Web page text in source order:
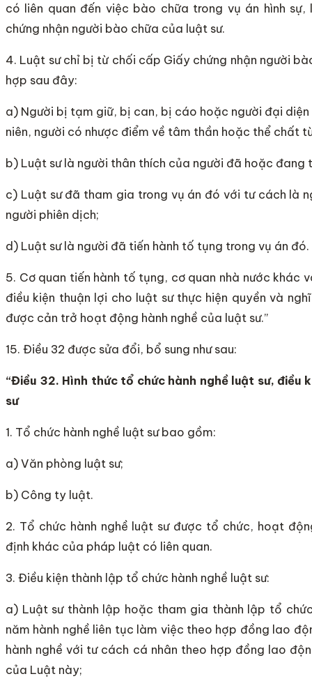
có liên quan đến việc bào chữa trong vụ án hình
chứng nhận người bào chữa của luật sư.
4. Luật sư chỉ bị từ chối cấp Giấy chứng nhận người
hợp sau đây:
a) Người bị tạm giữ, bị can, bị cáo hoặc người đại
niên, người có nhược điểm về tâm thần hoặc thể chất
b) Luật sư là người thân thích của người đã hoặc đang
c) Luật sư đã tham gia trong vụ án đó với tư cách là
người phiên dịch;
d) Luật sư là người đã tiến hành tố tụng trong vụ án đó.
5. Cơ quan tiến hành tố tụng, cơ quan nhà nước khác
điều kiện thuận lợi cho luật sư thực hiện quyền và
được cản trở hoạt động hành nghề của luật sư.”
15. Điều 32 được sửa đổi, bổ sung như sau:
“Điều 32. Hình thức tổ chức hành nghề luật sư, điều
sư
1. Tổ chức hành nghề luật sư bao gồm:
a) Văn phòng luật sư;
b) Công ty luật.
2. Tổ chức hành nghề luật sư được tổ chức, hoạt
định khác của pháp luật có liên quan.
3. Điều kiện thành lập tổ chức hành nghề luật sư:
a) Luật sư thành lập hoặc tham gia thành lập tổ
năm hành nghề liên tục làm việc theo hợp đồng lao
hành nghề với tư cách cá nhân theo hợp đồng lao
của Luật này;